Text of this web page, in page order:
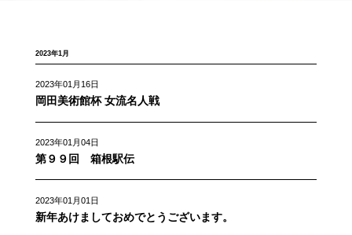
2023年1月
2023年01月16日
岡田美術館杯 女流名人戦
2023年01月04日
第９９回 箱根駅伝
2023年01月01日
新年あけましておめでとうございます。